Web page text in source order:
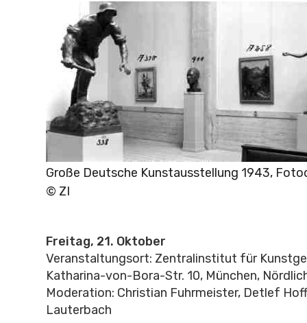
Große Deutsche Kunstausstellung 1943,
© ZI
Freitag, 21. Oktober
Veranstaltungsort: Zentralinstitut für
Katharina-von-Bora-Str. 10, München,
Moderation: Christian Fuhrmeister, Detlef
Lauterbach